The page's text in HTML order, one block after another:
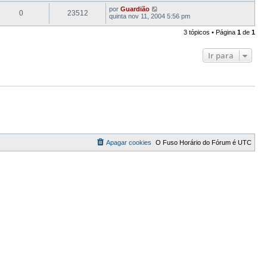
0 23512 por Guardião
quinta nov 11, 2004 5:56 pm
3 tópicos • Página 1 de 1
Ir para
O Fuso Horário do Fórum é UTC
Apagar cookies